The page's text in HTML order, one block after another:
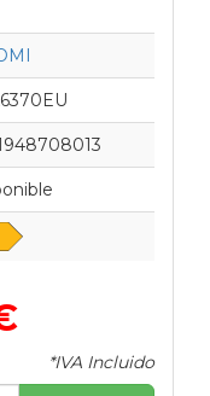
*IVA Incluido